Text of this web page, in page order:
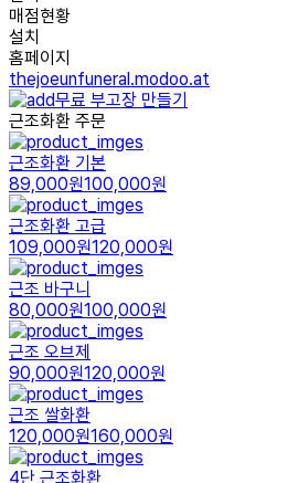
매점현황
설치
홈페이지
thejoeunfuneral.modoo.at
무료 부고장 만들기
근조화환 주문
근조화환 기본
89,000원100,000원
근조화환 고급
109,000원120,000원
근조 바구니
80,000원100,000원
근조 오브제
90,000원120,000원
근조 쌀화환
120,000원160,000원
4단 근조화환